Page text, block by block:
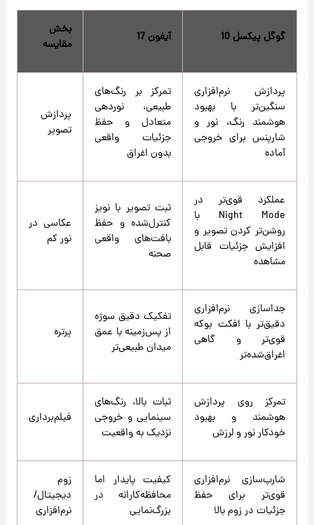
بخش
مقایسه
آیفون 17 گوگل پیکسل 10
پردازش
تصویر
تمرکز بر رنگ‌های
طبیعی، نوردهی
متعادل و حفظ
جزئیات واقعی
بدون اغراق
پردازش نرم‌افزاری
سنگین‌تر با بهبود
هوشمند رنگ، نور و
شارپنس برای خروجی
آماده
عکاسی در
نور کم
ثبت تصویر با نویز
کنترل‌شده و حفظ
بافت‌های واقعی
صحنه
عملکرد قوی‌تر در
Night Mode با
روشن‌تر کردن تصویر و
افزایش جزئیات قابل
مشاهده
پرتره
تفکیک دقیق سوژه
از پس‌زمینه با عمق
میدان طبیعی‌تر
جداسازی نرم‌افزاری
دقیق‌تر با افکت بوکه
قوی‌تر و گاهی
اغراق‌شده‌تر
فیلم‌برداری
ثبات بالا، رنگ‌های
سینمایی و خروجی
نزدیک به واقعیت
تمرکز روی پردازش
هوشمند و بهبود
خودکار نور و لرزش
زوم
دیجیتال/
نرم‌افزاری
کیفیت پایدار اما
محافظه‌کارانه در
بزرگ‌نمایی
شارپ‌سازی نرم‌افزاری
قوی‌تر برای حفظ
جزئیات در زوم بالا